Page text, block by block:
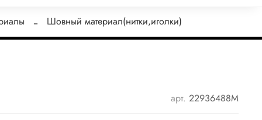
Шовный материал(нитки,иголки)
арт. 22936488М